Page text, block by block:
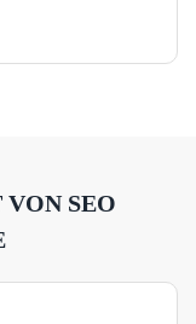
VON SEO